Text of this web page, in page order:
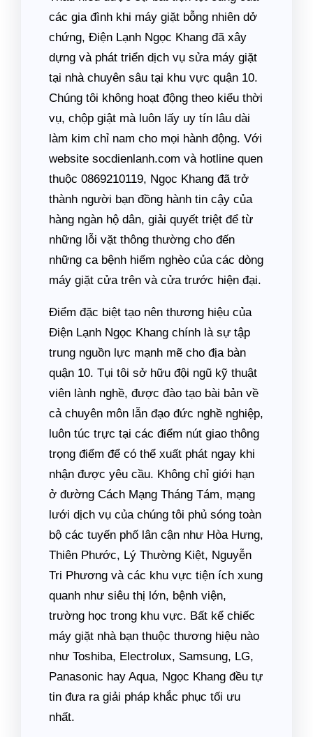
các gia đình khi máy giặt bỗng nhiên dở
chứng, Điện Lạnh Ngọc Khang đã xây
dựng và phát triển dịch vụ sửa máy giặt
tại nhà chuyên sâu tại khu vực quận 10.
Chúng tôi không hoạt động theo kiểu thời
vụ, chộp giật mà luôn lấy uy tín lâu dài
làm kim chỉ nam cho mọi hành động. Với
website socdienlanh.com và hotline quen
thuộc 0869210119, Ngọc Khang đã trở
thành người bạn đồng hành tin cậy của
hàng ngàn hộ dân, giải quyết triệt để từ
những lỗi vặt thông thường cho đến
những ca bệnh hiểm nghèo của các dòng
máy giặt cửa trên và cửa trước hiện đại.
Điểm đặc biệt tạo nên thương hiệu của
Điện Lạnh Ngọc Khang chính là sự tập
trung nguồn lực mạnh mẽ cho địa bàn
quận 10. Tụi tôi sở hữu đội ngũ kỹ thuật
viên lành nghề, được đào tạo bài bản về
cả chuyên môn lẫn đạo đức nghề nghiệp,
luôn túc trực tại các điểm nút giao thông
trọng điểm để có thể xuất phát ngay khi
nhận được yêu cầu. Không chỉ giới hạn
ở đường Cách Mạng Tháng Tám, mạng
lưới dịch vụ của chúng tôi phủ sóng toàn
bộ các tuyến phố lân cận như Hòa Hưng,
Thiên Phước, Lý Thường Kiệt, Nguyễn
Tri Phương và các khu vực tiện ích xung
quanh như siêu thị lớn, bệnh viện,
trường học trong khu vực. Bất kể chiếc
máy giặt nhà bạn thuộc thương hiệu nào
như Toshiba, Electrolux, Samsung, LG,
Panasonic hay Aqua, Ngọc Khang đều tự
tin đưa ra giải pháp khắc phục tối ưu
nhất.